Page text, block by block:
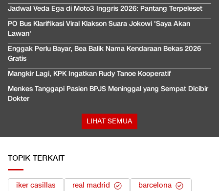
Jadwal Veda Ega di Moto3 Inggris 2026: Pantang Terpeleset
PO Bus Klarifikasi Viral Klakson Suara Jokowi 'Saya Akan
Lawan'
Enggak Perlu Bayar, Bea Balik Nama Kendaraan Bekas 2026
Gratis
Mangkir Lagi, KPK Ingatkan Rudy Tanoe Kooperatif
Menkes Tanggapi Pasien BPJS Meninggal yang Sempat Dicibir
Dokter
LIHAT SEMUA
TOPIK TERKAIT
iker casillas real madrid barcelona